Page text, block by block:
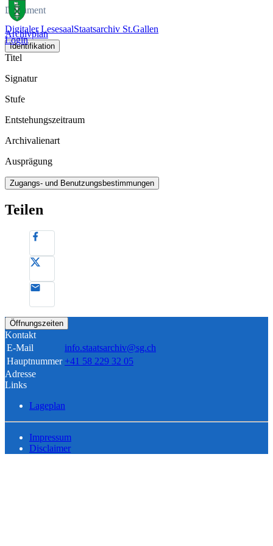
Digitaler LesesaalStaatsarchiv St.Gallen
Login
Dokument
Archivplan
Identifikation
Titel
Signatur
Stufe
Entstehungszeitraum
Archivalienart
Ausprägung
Zugangs- und Benutzungsbestimmungen
Teilen
Öffnungszeiten
Kontakt
E-Mail
info.staatsarchiv@sg.ch
Hauptnummer +41 58 229 32 05
Adresse
Links
Lageplan
Impressum
Disclaimer